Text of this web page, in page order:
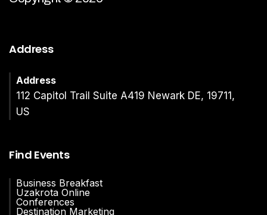
Address
Address
112 Capitol Trail Suite A419 Newark DE, 19711,
US
Find Events
Business Breakfast
Uzakrota Online
Conferences
Destination Marketing